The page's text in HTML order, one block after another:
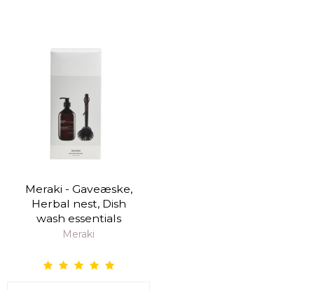
Meraki - Gaveæske,
Herbal nest, Dish
wash essentials
Meraki